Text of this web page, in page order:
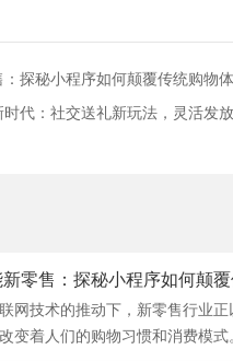
：探秘小程序如何颠覆传统购物
时代：社交送礼新玩法，灵活发
网技术的推动下，新零售行业正
变着人们的购物习惯和消费模式